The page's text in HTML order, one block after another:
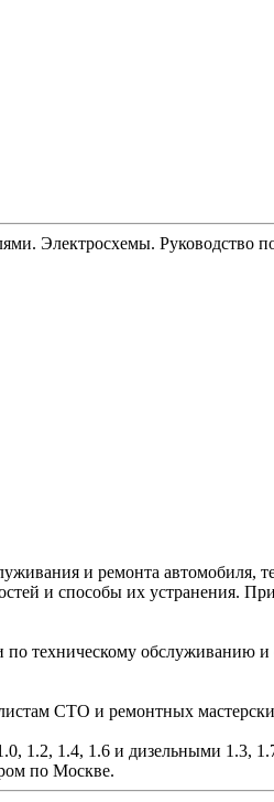
Электросхемы. Руководство
и ремонта автомобиля,
и способы их устранения.
по техническому обслуживанию
СТО и ремонтных
1.2, 1.4, 1.6 и дизельными 1.3,
по Москве.